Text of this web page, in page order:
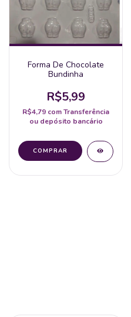
Forma De Chocolate
Bundinha
R$5,99
R$4,79 comTransferência
ou depósito bancário